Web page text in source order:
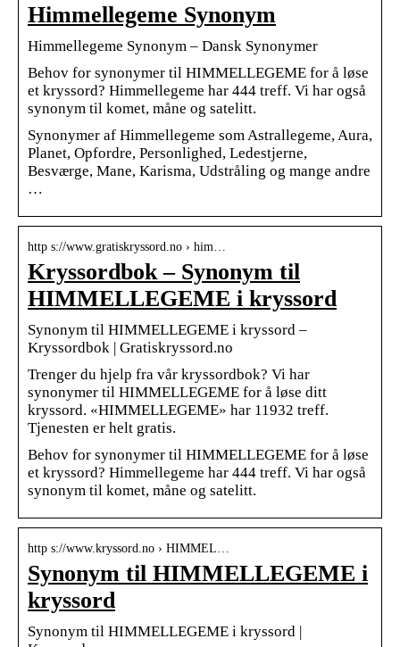
Himmellegeme Synonym
Himmellegeme Synonym – Dansk Synonymer
Behov for synonymer til HIMMELLEGEME for å løse
et kryssord? Himmellegeme har 444 treff. Vi har også
synonym til komet, måne og satelitt.
Synonymer af Himmellegeme som Astrallegeme, Aura,
Planet, Opfordre, Personlighed, Ledestjerne,
Besværge, Mane, Karisma, Udstråling og mange andre
…
http s://www.gratiskryssord.no › him…
Kryssordbok – Synonym til
HIMMELLEGEME i kryssord
Synonym til HIMMELLEGEME i kryssord –
Kryssordbok | Gratiskryssord.no
Trenger du hjelp fra vår kryssordbok? Vi har
synonymer til HIMMELLEGEME for å løse ditt
kryssord. «HIMMELLEGEME» har 11932 treff.
Tjenesten er helt gratis.
Behov for synonymer til HIMMELLEGEME for å løse
et kryssord? Himmellegeme har 444 treff. Vi har også
synonym til komet, måne og satelitt.
http s://www.kryssord.no › HIMMEL…
Synonym til HIMMELLEGEME i
kryssord
Synonym til HIMMELLEGEME i kryssord |